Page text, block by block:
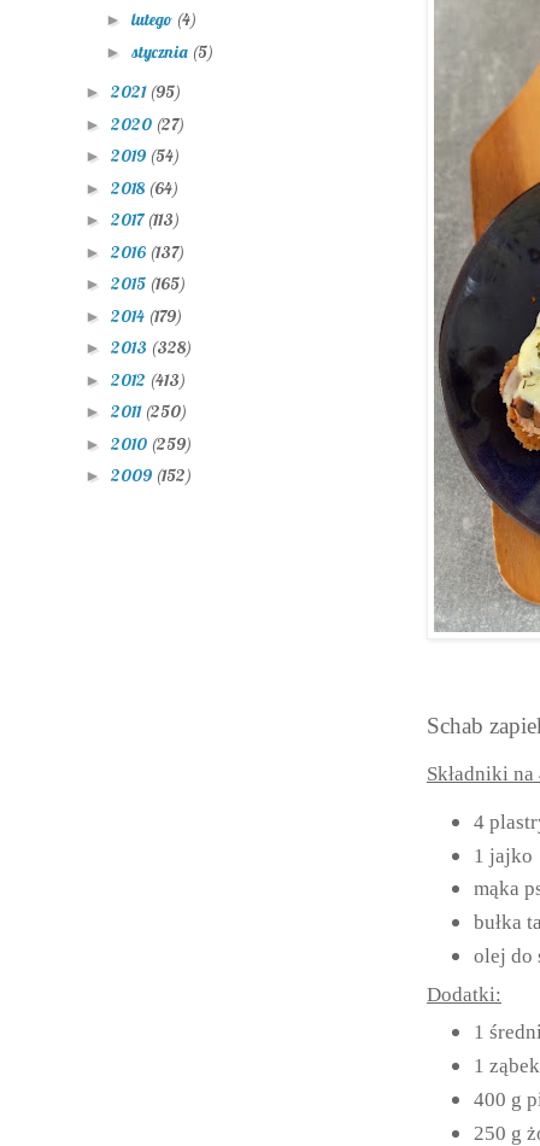
Schab
Składniki
4
1 jajko
mąka
bułka
olej do
Dodatki:
1
1
400 g
250 g
► lutego (4)
► stycznia (5)
► 2021 (95)
► 2020 (27)
► 2019 (54)
► 2018 (64)
► 2017(113)
► 2016 (137)
► 2015 (165)
► 2014 (179)
► 2013 (328)
► 2012 (413)
► 2011 (250)
► 2010 (259)
► 2009 (152)